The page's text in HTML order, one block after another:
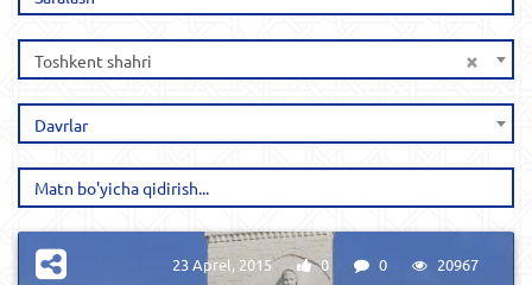
×
Toshkent shahri
Davrlar
23 Aprel, 2015 0 0 20967